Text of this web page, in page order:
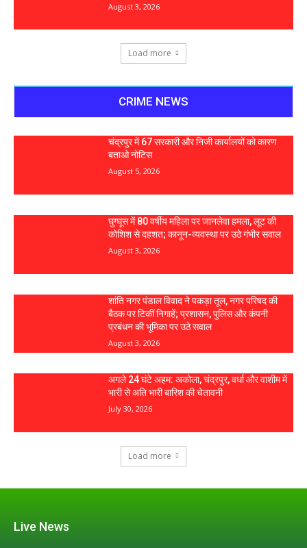
August 3, 2026
Load more
CRIME NEWS
चंद्रपुर में 67 सरकारी और निजी कार्यालयों को कारण
बताओ नोटिस
August 5, 2026
घुग्घूस में 80 वर्षीय महिला पर जानलेवा हमला, लूट की
कोशिश से दहशत; कानून-व्यवस्था पर उठे गंभीर सवाल
August 3, 2026
शांति नगर पंडाल विवाद ने पकड़ा तूल, नगर परिषद की
बैठक पर टिकीं निगाहें; प्रशासन, पुलिस और कंपनी
प्रबंधन की भूमिका पर उठे सवाल
August 3, 2026
अगले 24 घंटे अहम: अकोला, चंद्रपुर, वर्धा और वाशीम में
भारी से अति भारी बारिश की चेतावनी
July 30, 2026
Load more
Live News